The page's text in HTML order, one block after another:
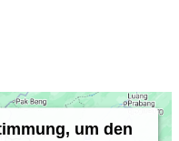
um den